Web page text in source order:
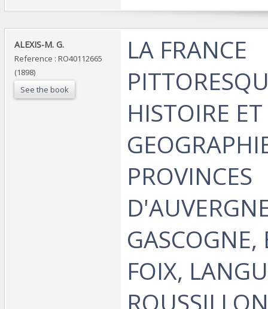
‎ALEXIS-M. G.‎
Reference : RO40112665
(1898)
See the book
‎LA FRANCE
HISTOIRE ET
PROVINCES
GASCOGNE,
FOIX,